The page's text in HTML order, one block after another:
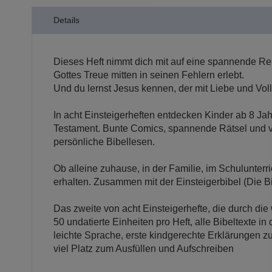
Bildergalerie
Details
Dieses Heft nimmt dich mit auf eine spannende
Gottes Treue mitten in seinen Fehlern erlebt.
Und du lernst Jesus kennen, der mit Liebe und
In acht Einsteigerheften entdecken Kinder ab 8
Testament. Bunte Comics, spannende Rätsel
persönliche Bibellesen.
Ob alleine zuhause, in der Familie, im
erhalten. Zusammen mit der Einsteigerbibel (Die
Das zweite von acht Einsteigerhefte, die durch
50 undatierte Einheiten pro Heft, alle Bibeltexte in
leichte Sprache, erste kindgerechte Erklärungen
viel Platz zum Ausfüllen und Aufschreiben